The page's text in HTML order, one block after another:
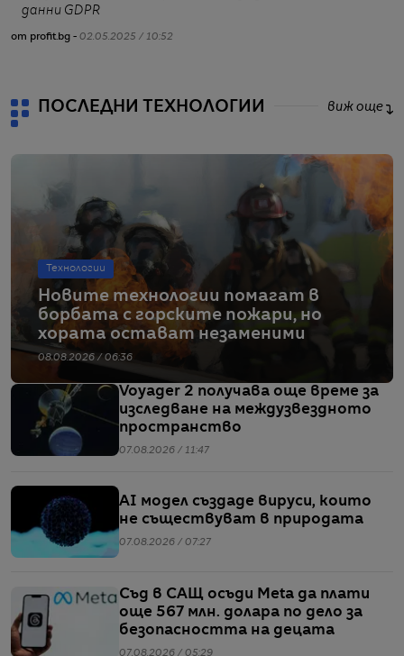
данни GDPR
от profit.bg - 02.05.2025 / 10:52
ПОСЛЕДНИ ТЕХНОЛОГИИ виж още
Технологии
Новите технологии помагат в
борбата с горските пожари, но
хората остават незаменими
08.08.2026 / 06:36
Voyager 2 получава още време за
изследване на междузвездното
пространство
07.08.2026 / 11:47
AI модел създаде вируси, които
не съществуват в природата
07.08.2026 / 07:27
Съд в САЩ осъди Meta да плати
още 567 млн. долара по дело за
безопасността на децата
07.08.2026 / 05:29